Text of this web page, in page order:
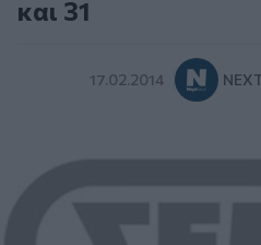
και 31
17.02.2014